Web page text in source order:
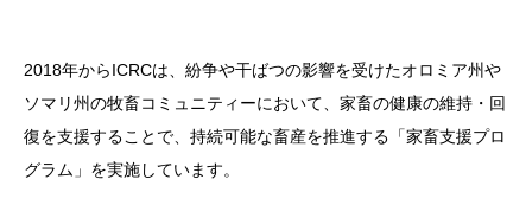
2018年からICRCは、紛争や干ばつの影響を受けたオロミア州や
ソマリ州の牧畜コミュニティーにおいて、家畜の健康の維持・回
復を支援することで、持続可能な畜産を推進する「家畜支援プロ
グラム」を実施しています。